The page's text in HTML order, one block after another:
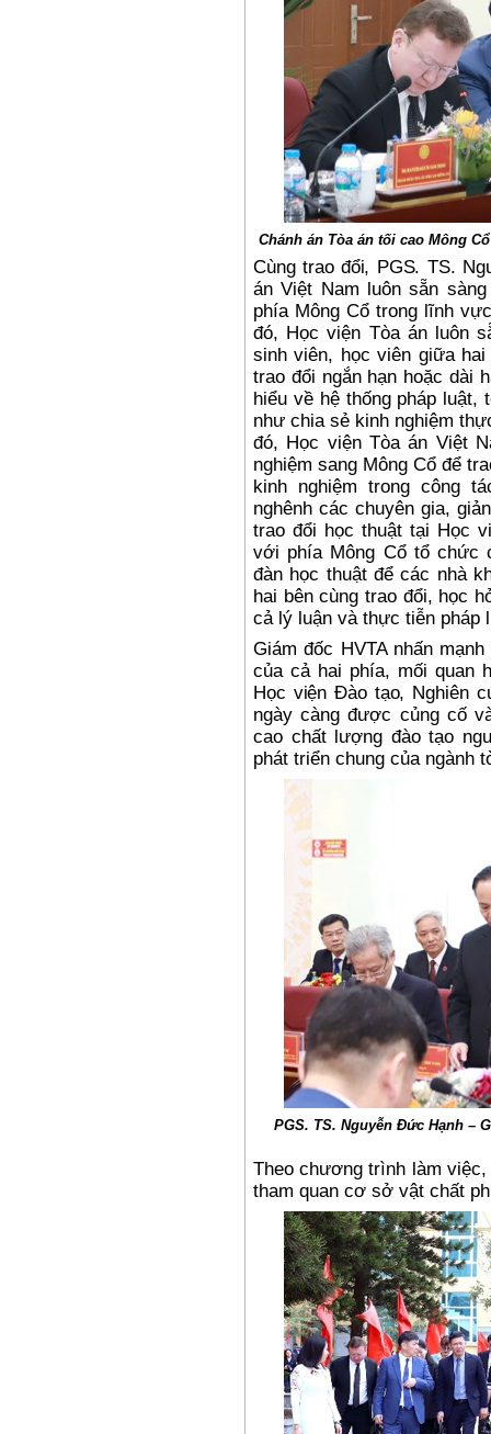
Chánh án Tòa án tối cao Mông
Cùng trao đổi, PGS. TS.
án Việt Nam luôn sẵn
phía Mông Cổ trong lĩnh
đó, Học viện Tòa án luôn
sinh viên, học viên giữa
trao đổi ngắn hạn hoặc dài
hiểu về hệ thống pháp luật,
như chia sẻ kinh nghiệm
đó, Học viện Tòa án Việt
nghiệm sang Mông Cổ để
kinh nghiệm trong công
nghênh các chuyên gia,
trao đổi học thuật tại Học
với phía Mông Cổ tổ chức
đàn học thuật để các nhà
hai bên cùng trao đổi, học
cả lý luận và thực tiễn pháp
Giám đốc HVTA nhấn
của cả hai phía, mối quan
Học viện Đào tạo, Nghiên
ngày càng được củng cố
cao chất lượng đào tạo
phát triển chung của ngành
PGS. TS. Nguyễn Đức Hạnh –
Theo chương trình làm
tham quan cơ sở vật chất